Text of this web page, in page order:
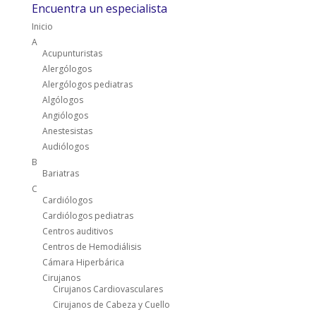
Encuentra un especialista
Inicio
A
Acupunturistas
Alergólogos
Alergólogos pediatras
Algólogos
Angiólogos
Anestesistas
Audiólogos
B
Bariatras
C
Cardiólogos
Cardiólogos pediatras
Centros auditivos
Centros de Hemodiálisis
Cámara Hiperbárica
Cirujanos
Cirujanos Cardiovasculares
Cirujanos de Cabeza y Cuello